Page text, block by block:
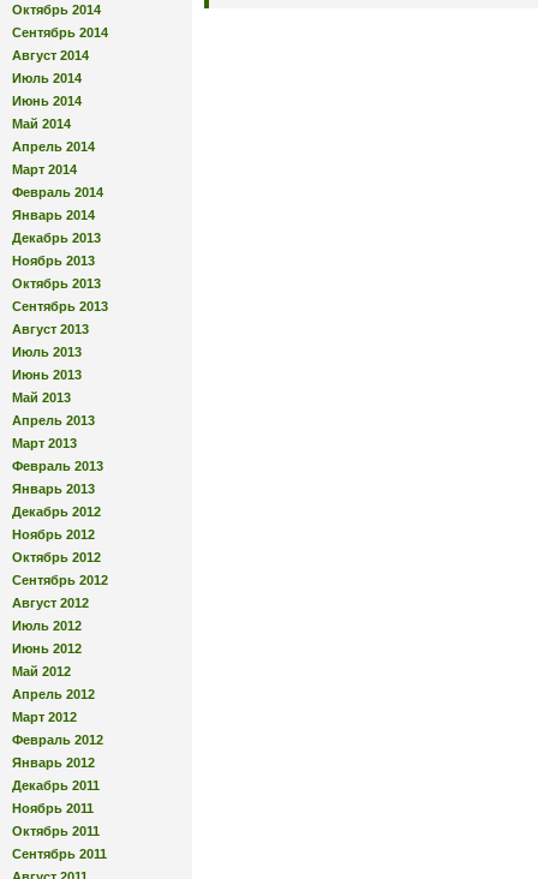
Октябрь 2014
Сентябрь 2014
Август 2014
Июль 2014
Июнь 2014
Май 2014
Апрель 2014
Март 2014
Февраль 2014
Январь 2014
Декабрь 2013
Ноябрь 2013
Октябрь 2013
Сентябрь 2013
Август 2013
Июль 2013
Июнь 2013
Май 2013
Апрель 2013
Март 2013
Февраль 2013
Январь 2013
Декабрь 2012
Ноябрь 2012
Октябрь 2012
Сентябрь 2012
Август 2012
Июль 2012
Июнь 2012
Май 2012
Апрель 2012
Март 2012
Февраль 2012
Январь 2012
Декабрь 2011
Ноябрь 2011
Октябрь 2011
Сентябрь 2011
Август 2011